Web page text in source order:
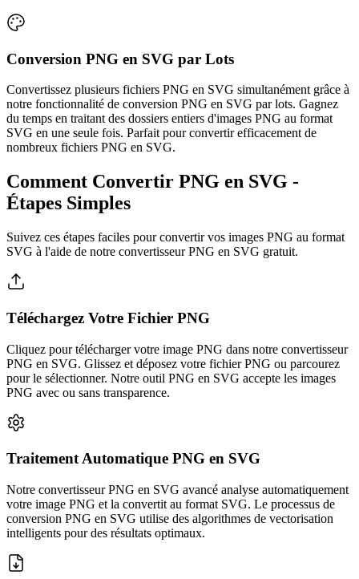
Conversion PNG en SVG par Lots
Convertissez plusieurs fichiers PNG en SVG simultanément grâce à
notre fonctionnalité de conversion PNG en SVG par lots. Gagnez
du temps en traitant des dossiers entiers d'images PNG au format
SVG en une seule fois. Parfait pour convertir efficacement de
nombreux fichiers PNG en SVG.
Comment Convertir PNG en SVG -
Étapes Simples
Suivez ces étapes faciles pour convertir vos images PNG au format
SVG à l'aide de notre convertisseur PNG en SVG gratuit.
Téléchargez Votre Fichier PNG
Cliquez pour télécharger votre image PNG dans notre convertisseur
PNG en SVG. Glissez et déposez votre fichier PNG ou parcourez
pour le sélectionner. Notre outil PNG en SVG accepte les images
PNG avec ou sans transparence.
Traitement Automatique PNG en SVG
Notre convertisseur PNG en SVG avancé analyse automatiquement
votre image PNG et la convertit au format SVG. Le processus de
conversion PNG en SVG utilise des algorithmes de vectorisation
intelligents pour des résultats optimaux.